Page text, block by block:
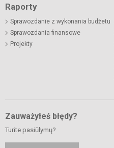
Raporty
Sprawozdanie z wykonania budżetu
Sprawozdania finansowe
Projekty
Zauważyłeś błędy?
Turite pasiūlymų?